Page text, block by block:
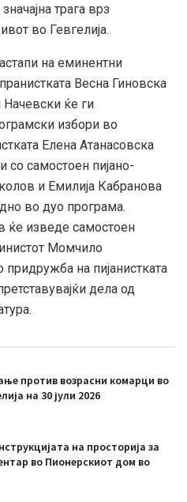
трага врз
во Гевгелија.
на еминентни
Весна Гиновска
ќе ги
избори во
Елена Атанасовска
со самостоен пијано-
и Емилија Кабранова
во дуо програма.
ќе изведе самостоен
Момчило
придружба на пијанистката
дела од
против возрасни комарци во
на 30 јули 2026
на просторија за
во Пионерскиот дом во